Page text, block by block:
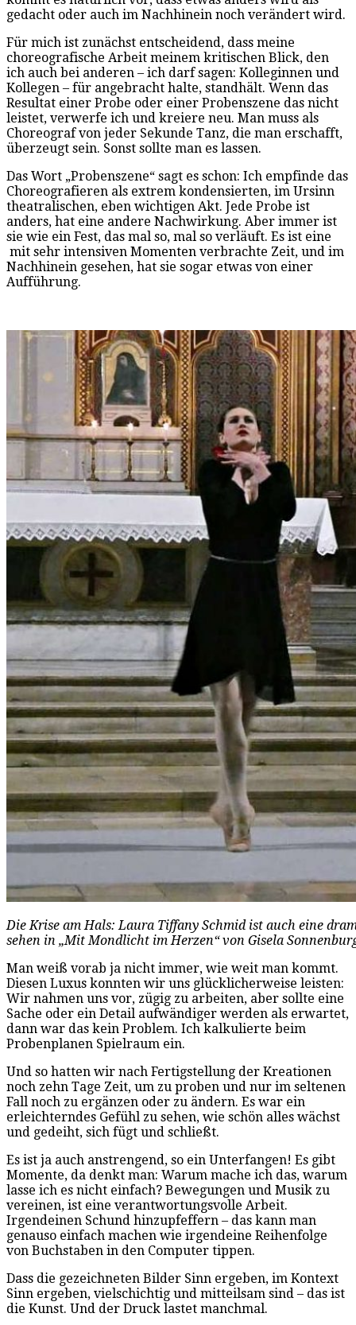
gedacht oder auch im Nachhinein noch verändert wird.
Für mich ist zunächst entscheidend, dass meine
choreografische Arbeit meinem kritischen Blick, den
ich auch bei anderen – ich darf sagen: Kolleginnen und
Kollegen – für angebracht halte, standhält. Wenn das
Resultat einer Probe oder einer Probenszene das nicht
leistet, verwerfe ich und kreiere neu. Man muss als
Choreograf von jeder Sekunde Tanz, die man erschafft,
überzeugt sein. Sonst sollte man es lassen.
Das Wort „Probenszene“ sagt es schon: Ich empfinde das
Choreografieren als extrem kondensierten, im Ursinn
theatralischen, eben wichtigen Akt. Jede Probe ist
anders, hat eine andere Nachwirkung. Aber immer ist
sie wie ein Fest, das mal so, mal so verläuft. Es ist eine
mit sehr intensiven Momenten verbrachte Zeit, und im
Nachhinein gesehen, hat sie sogar etwas von einer
Aufführung.
Die Krise am Hals: Laura Tiffany Schmid ist auch eine
sehen in „Mit Mondlicht im Herzen“ von Gisela
Man weiß vorab ja nicht immer, wie weit man kommt.
Diesen Luxus konnten wir uns glücklicherweise leisten:
Wir nahmen uns vor, zügig zu arbeiten, aber sollte eine
Sache oder ein Detail aufwändiger werden als erwartet,
dann war das kein Problem. Ich kalkulierte beim
Probenplanen Spielraum ein.
Und so hatten wir nach Fertigstellung der Kreationen
noch zehn Tage Zeit, um zu proben und nur im seltenen
Fall noch zu ergänzen oder zu ändern. Es war ein
erleichterndes Gefühl zu sehen, wie schön alles wächst
und gedeiht, sich fügt und schließt.
Es ist ja auch anstrengend, so ein Unterfangen! Es gibt
Momente, da denkt man: Warum mache ich das, warum
lasse ich es nicht einfach? Bewegungen und Musik zu
vereinen, ist eine verantwortungsvolle Arbeit.
Irgendeinen Schund hinzupfeffern – das kann man
genauso einfach machen wie irgendeine Reihenfolge
von Buchstaben in den Computer tippen.
Dass die gezeichneten Bilder Sinn ergeben, im Kontext
Sinn ergeben, vielschichtig und mitteilsam sind – das ist
die Kunst. Und der Druck lastet manchmal.